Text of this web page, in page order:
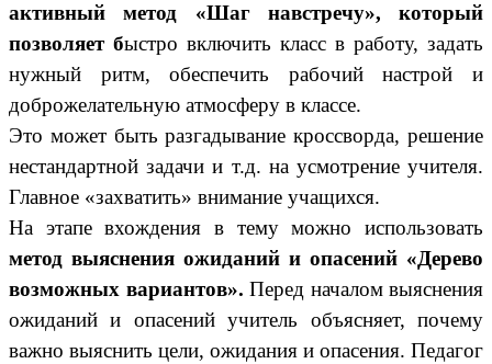
активный метод «Шаг навстречу», который
позволяет быстро включить класс в работу, задать
нужный ритм, обеспечить рабочий настрой и
доброжелательную атмосферу в классе.
Это может быть разгадывание кроссворда, решение
нестандартной задачи и т.д. на усмотрение учителя.
Главное «захватить» внимание учащихся.
На этапе вхождения в тему можно использовать
метод выяснения ожиданий и опасений «Дерево
возможных вариантов». Перед началом выяснения
ожиданий и опасений учитель объясняет, почему
важно выяснить цели, ожидания и опасения. Педагог